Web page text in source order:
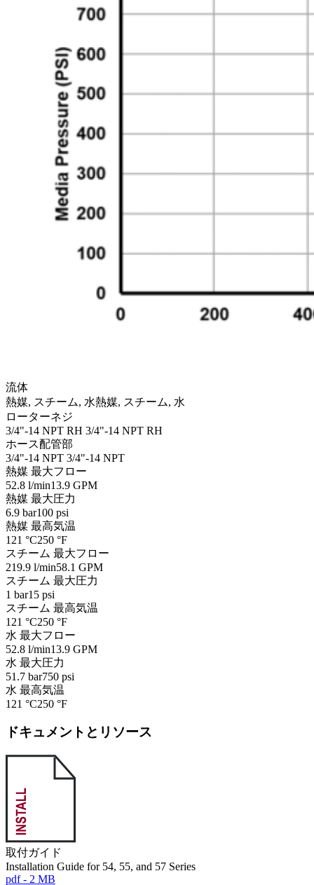
流体
熱媒, スチーム, 水熱媒, スチーム, 水
ローターネジ
3/4"-14 NPT RH 3/4"-14 NPT RH
ホース配管部
3/4"-14 NPT 3/4"-14 NPT
熱媒 最大フロー
52.8 l/min13.9 GPM
熱媒 最大圧力
6.9 bar100 psi
熱媒 最高気温
121 °C250 °F
スチーム 最大フロー
219.9 l/min58.1 GPM
スチーム 最大圧力
1 bar15 psi
スチーム 最高気温
121 °C250 °F
水 最大フロー
52.8 l/min13.9 GPM
水 最大圧力
51.7 bar750 psi
水 最高気温
121 °C250 °F
ドキュメントとリソース
取付ガイド
Installation Guide for 54, 55, and 57 Series
pdf - 2 MB